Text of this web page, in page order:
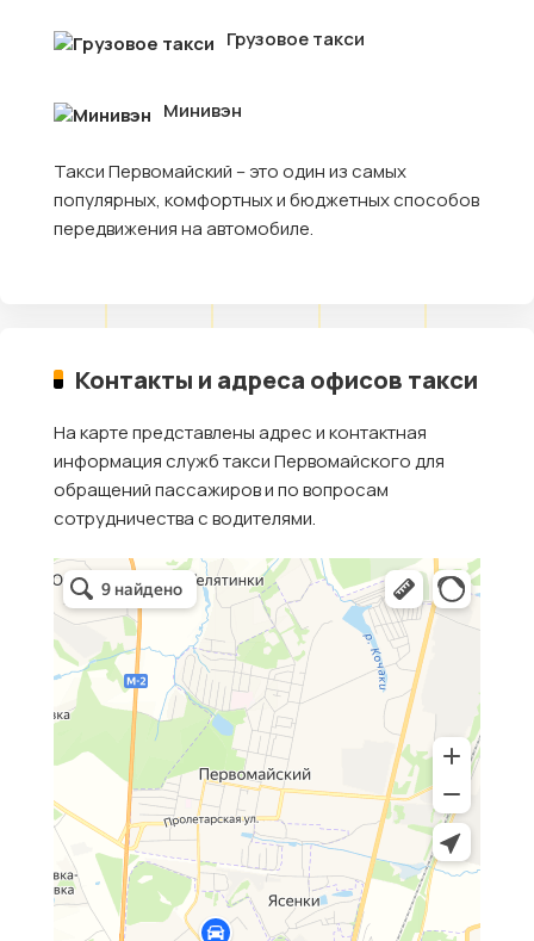
Грузовое такси
Минивэн
Такси Первомайский – это один из самых
популярных, комфортных и бюджетных способов
передвижения на автомобиле.
Контакты и адреса офисов такси
На карте представлены адрес и контактная
информация служб такси Первомайского для
обращений пассажиров и по вопросам
сотрудничества с водителями.